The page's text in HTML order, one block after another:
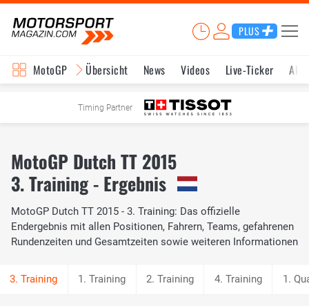
PLUS
MotoGP Übersicht News Videos Live-Ticker
Timing Partner
MotoGP Dutch TT 2015
3. Training - Ergebnis
MotoGP Dutch TT 2015 - 3. Training: Das offizielle
Endergebnis mit allen Positionen, Fahrern, Teams, gefahrenen
Rundenzeiten und Gesamtzeiten sowie weiteren Informationen
1. Training 2. Training 4. Training 1.